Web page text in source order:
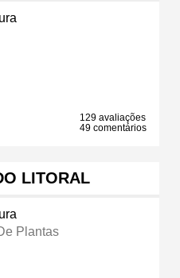
129 avaliações
49 comentários
LITORAL
Plantas